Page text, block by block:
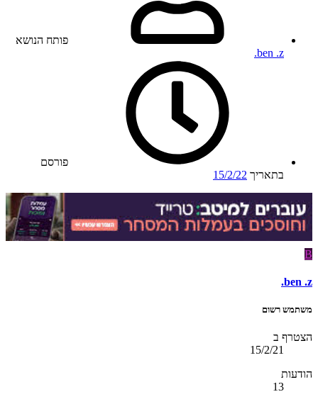
פותח הנושא
.ben .z
פורסם
בתאריך 15/2/22
B
.ben .z
משתמש רשום
הצטרף ב
15/2/21
הודעות
13